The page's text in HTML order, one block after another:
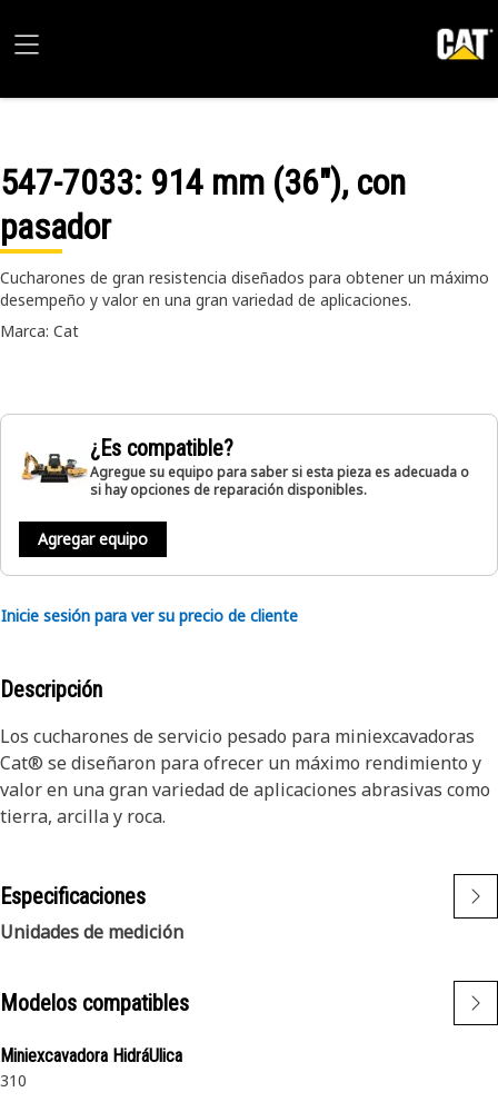
547-7033: 914 mm (36"), con
pasador
Cucharones de gran resistencia diseñados para obtener un máximo
desempeño y valor en una gran variedad de aplicaciones.
Marca: Cat
¿Es compatible?
Agregue su equipo para saber si esta pieza es adecuada o
si hay opciones de reparación disponibles.
Agregar equipo
Inicie sesión para ver su precio de cliente
Descripción
Los cucharones de servicio pesado para miniexcavadoras
Cat® se diseñaron para ofrecer un máximo rendimiento y
valor en una gran variedad de aplicaciones abrasivas como
tierra, arcilla y roca.
Especificaciones
Unidades de medición
Modelos compatibles
Miniexcavadora HidráUlica
310